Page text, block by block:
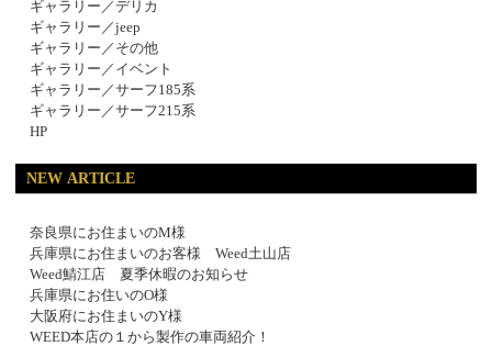
ギャラリー／デリカ
ギャラリー／jeep
ギャラリー／その他
ギャラリー／イベント
ギャラリー／サーフ185系
ギャラリー／サーフ215系
HP
NEW ARTICLE
奈良県にお住まいのM様
兵庫県にお住まいのお客様 Weed土山店
Weed鯖江店 夏季休暇のお知らせ
兵庫県にお住いのO様
大阪府にお住まいのY様
WEED本店の１から製作の車両紹介！